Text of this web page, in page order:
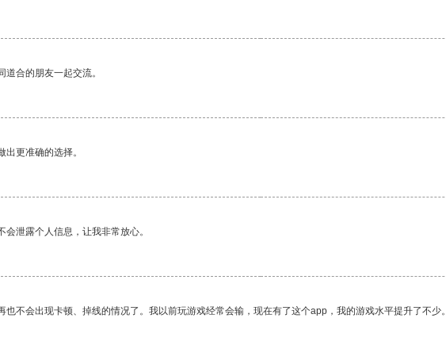
合的朋友一起交流。
更准确的选择。
泄露个人信息，让我非常放心。
不会出现卡顿、掉线的情况了。我以前玩游戏经常会输，现在有了这个app，我的游戏水平提升了不少。